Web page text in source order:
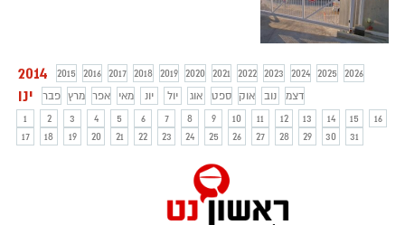
2014 2015 2016 2017 2018 2019 2020 2021 2022 2023 2024 2025 2026
ינו פבר מרץ אפר מאי יונ יול אוג ספט אוק נוב
דצמ
1
2 3 4 5 6 7 8 9 10 11 12 13 14 15
16
17
18 19 20 21 22 23 24 25 26 27 28 29 30 31